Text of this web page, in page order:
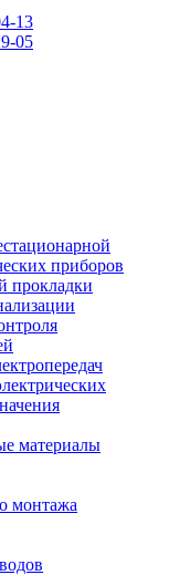
13
05
приборов
прокладки
материалы
монтажа